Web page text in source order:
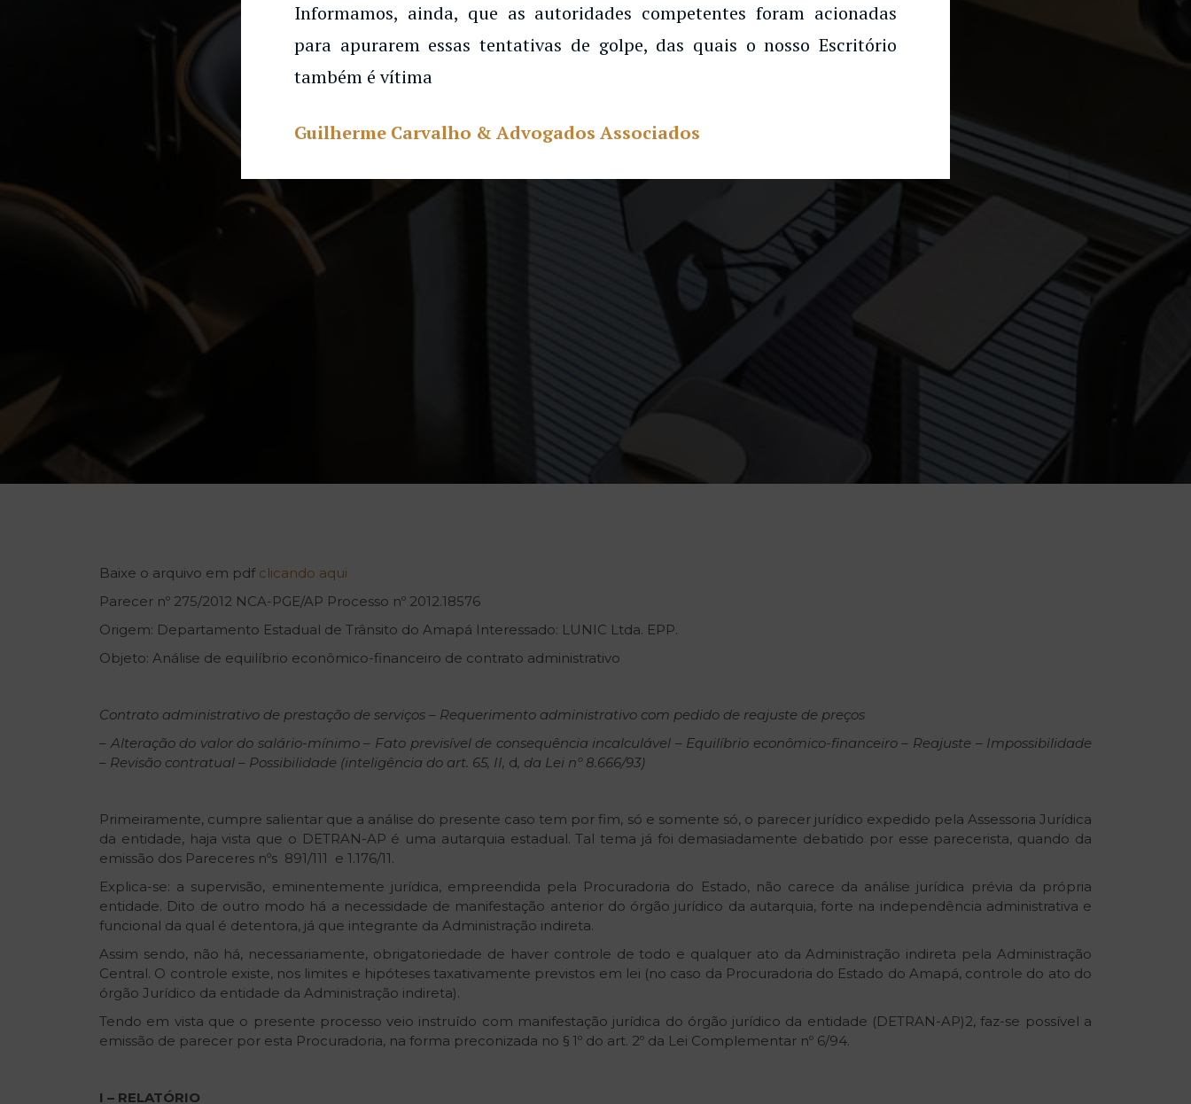
Baixe o arquivo em pdf clicando aqui
Parecer nº 275/2012 NCA-PGE/AP Processo nº 2012.18576
Origem: Departamento Estadual de Trânsito do Amapá Interessado: LUNIC Ltda. EPP.
Objeto: Análise de equilíbrio econômico-financeiro de contrato administrativo
Contrato administrativo de prestação de serviços – Requerimento administrativo com pedido de reajuste de preços
– Alteração do valor do salário-mínimo – Fato previsível de consequência incalculável – Equilíbrio econômico-financeiro – Reajuste – Impossibilidade
– Revisão contratual – Possibilidade (inteligência do art. 65, II, d, da Lei nº 8.666/93)
Primeiramente, cumpre salientar que a análise do presente caso tem por fim, só e somente só, o parecer jurídico expedido pela Assessoria Jurídica
da entidade, haja vista que o DETRAN-AP é uma autarquia estadual. Tal tema já foi demasiadamente debatido por esse parecerista, quando da
emissão dos Pareceres nºs 891/111 e 1.176/11.
Explica-se: a supervisão, eminentemente jurídica, empreendida pela Procuradoria do Estado, não carece da análise jurídica prévia da própria
entidade. Dito de outro modo há a necessidade de manifestação anterior do órgão jurídico da autarquia, forte na independência administrativa e
funcional da qual é detentora, já que integrante da Administração indireta.
Assim sendo, não há, necessariamente, obrigatoriedade de haver controle de todo e qualquer ato da Administração indireta pela Administração
Central. O controle existe, nos limites e hipóteses taxativamente previstos em lei (no caso da Procuradoria do Estado do Amapá, controle do ato do
órgão Jurídico da entidade da Administração indireta).
Tendo em vista que o presente processo veio instruído com manifestação jurídica do órgão jurídico da entidade (DETRAN-AP)2, faz-se possível a
emissão de parecer por esta Procuradoria, na forma preconizada no § 1º do art. 2º da Lei Complementar nº 6/94.
I – RELATÓRIO
Informamos, ainda, que as autoridades competentes foram acionadas
para apurarem essas tentativas de golpe, das quais o nosso Escritório
também é vítima
Guilherme Carvalho & Advogados Associados